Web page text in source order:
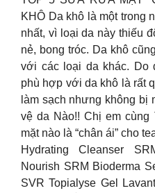
KHÔ Da khô là một trong
nhất, vì loại da này thiếu
nẻ, bong tróc. Da khô
với các loại da khác. Do
phù hợp với da khô là rất
làm sạch nhưng không bị
vệ da Nào!! Chị em
mặt nào là “chân ái” cho
Hydrating Cleanser
Nourish SRM Bioderma
SVR Topialyse Gel